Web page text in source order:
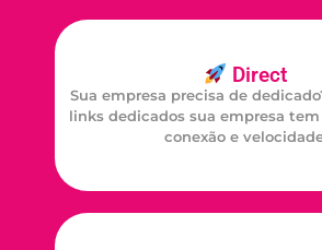
Direct
Sua empresa precisa de
links dedicados sua empresa
conexão e